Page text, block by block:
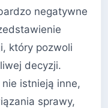
negatywne
który pozwoli
decyzji.
istnieją inne,
sprawy,